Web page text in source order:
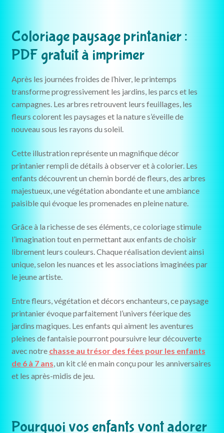
Coloriage paysage printanier :
PDF gratuit à imprimer
Après les journées froides de l’hiver, le printemps
transforme progressivement les jardins, les parcs et les
campagnes. Les arbres retrouvent leurs feuillages, les
fleurs colorent les paysages et la nature s’éveille de
nouveau sous les rayons du soleil.
Cette illustration représente un magnifique décor
printanier rempli de détails à observer et à colorier. Les
enfants découvrent un chemin bordé de fleurs, des arbres
majestueux, une végétation abondante et une ambiance
paisible qui évoque les promenades en pleine nature.
Grâce à la richesse de ses éléments, ce coloriage stimule
l’imagination tout en permettant aux enfants de choisir
librement leurs couleurs. Chaque réalisation devient ainsi
unique, selon les nuances et les associations imaginées par
le jeune artiste.
Entre fleurs, végétation et décors enchanteurs, ce paysage
printanier évoque parfaitement l’univers féerique des
jardins magiques. Les enfants qui aiment les aventures
pleines de fantaisie pourront poursuivre leur découverte
avec notre chasse au trésor des fées pour les enfants
de 6 à 7 ans, un kit clé en main conçu pour les anniversaires
et les après-midis de jeu.
Pourquoi vos enfants vont adorer